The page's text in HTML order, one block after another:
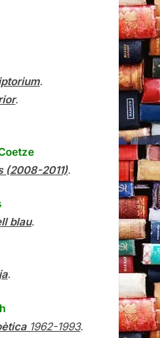
.
.
(2008-2011).
blau.
.
1962-1993.